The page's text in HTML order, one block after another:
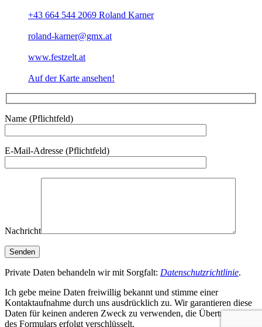
+43 664 544 2069 Roland Karner
roland-karner@gmx.at
www.festzelt.at
Auf der Karte ansehen!
Name (Pflichtfeld)
E-Mail-Adresse (Pflichtfeld)
Nachricht
Private Daten behandeln wir mit Sorgfalt: Datenschutzrichtlinie.
Ich gebe meine Daten freiwillig bekannt und stimme einer
Kontaktaufnahme durch uns ausdrücklich zu. Wir garantieren diese
Daten für keinen anderen Zweck zu verwenden, die Übertragung
des Formulars erfolgt verschlüsselt.